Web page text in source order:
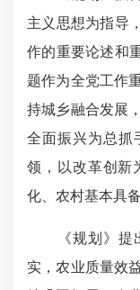
主义思想为指导
作的重要论述和
题作为全党工作
持城乡融合发展
全面振兴为总抓
领，以改革创新
化、农村基本具
《规划》提出
实，农业质量效